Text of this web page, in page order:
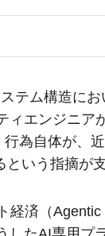
テム構造に
エンジニア
為自体が、
いう指摘が
経済（